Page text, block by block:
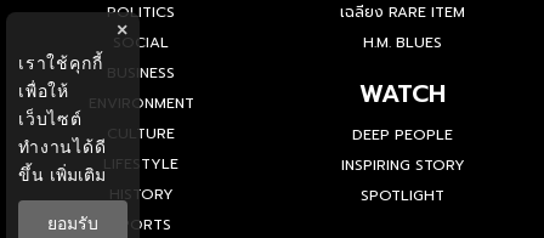
POLITICS
SOCIAL
BUSINESS
ENVIRONMENT
CULTURE
LIFESTYLE
HISTORY
SPORTS
เฉลียง RARE ITEM
H.M. BLUES
WATCH
DEEP PEOPLE
INSPIRING STORY
SPOTLIGHT
×
เราใช้คุกกี้
เพื่อให้
เว็บไซต์
ทำงานได้ดี
ขึ้น เพิ่มเติม
ยอมรับ